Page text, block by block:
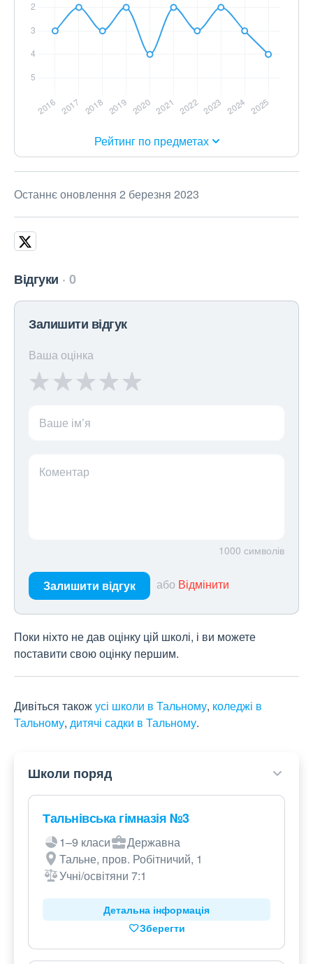
Рейтинг по предметах
Останнє оновлення 2 березня 2023
Відгуки 0
Залишити відгук
Ваша оцінка
Ваше ім’я
Коментар
1000 символів
Залишити відгук або Відмінити
Поки ніхто не дав оцінку цій школі, і ви можете
поставити свою оцінку першим.
Дивіться такожусі школи в Тальному, коледжі в
Тальному, дитячі садки в Тальному.
Школи поряд
Тальнівська гімназія №3
1–9 класи
Державна
Тальне, пров. Робітничий, 1
Учні/освітяни 7:1
Детальна інформація
Зберегти